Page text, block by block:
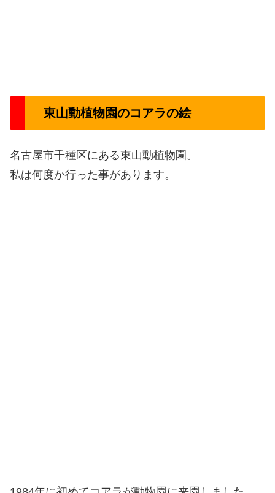
東山動植物園のコアラの絵
名古屋市千種区にある東山動植物園。
私は何度か行った事があります。